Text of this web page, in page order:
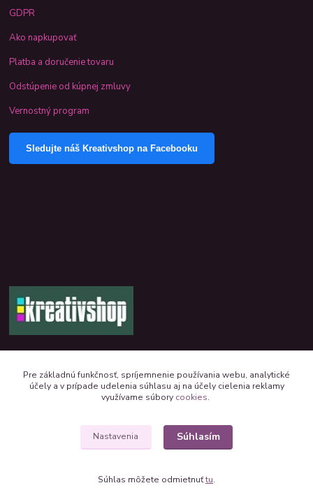
GDPR
Ako napkupovať
Platba a doručenie tovaru
Odstúpenie od kúpnej zmluvy
Vernostný program
Sledujte náš Kreativshop na Facebooku
kreativshop@kreativshop.sk
Pre základnú funkčnosť, spríjemnenie používania webu, analytické
účely a v prípade udelenia súhlasu aj na účely cielenia reklamy
využívame súbory cookies.
Nastavenia Súhlasím
Súhlas môžete odmietnuťtu.